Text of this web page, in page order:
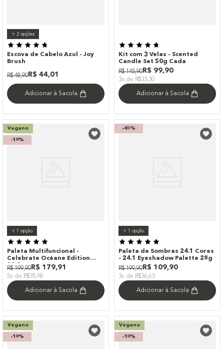
+ 2opções
Escova de Cabelo Azul - Joy
Brush
R$ 48,90R$ 44,01
Adicionar à Sacola
Kit com 3 Velas - Scented
Candle Set 50g Cada
R$ 145,90R$ 99,90
3x de R$33,30
Adicionar à Sacola
Vegano
-10%
+ 1 opção
Paleta Multifuncional -
Celebrate Océane Edition
32,3g
R$ 199,90R$ 179,91
5x de R$35,98
Adicionar à Sacola
-45%
+ 1 opção
Paleta de Sombras 24.1 Cores
- 24.1 Eyeshadow Palette 28g
R$ 199,90R$ 109,90
3x de R$36,63
Adicionar à Sacola
Vegano
-10%
Vegano
-10%